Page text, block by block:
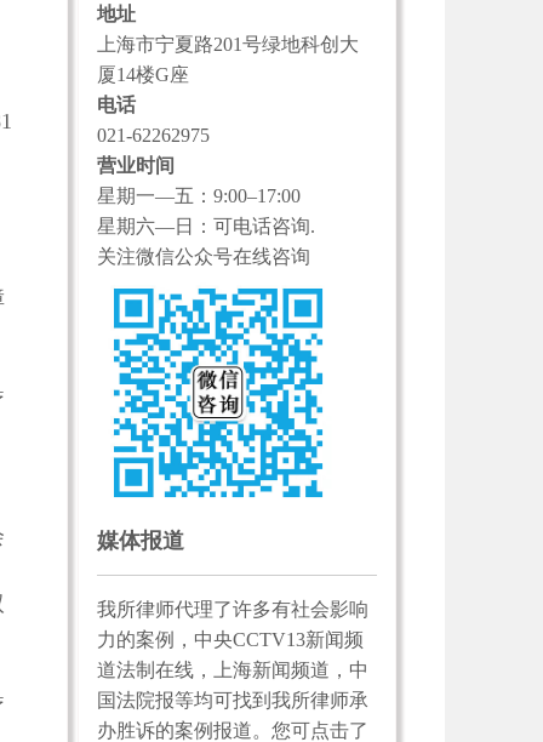
地址
上海市宁夏路201号绿地科创大
厦14楼G座
电话
021-62262975
营业时间
星期一—五：9:00–17:00
星期六—日：可电话咨询.
关注微信公众号在线咨询
媒体报道
我所律师代理了许多有社会影响
力的案例，中央CCTV13新闻频
道法制在线，上海新闻频道，中
国法院报等均可找到我所律师承
办胜诉的案例报道。您可点击了